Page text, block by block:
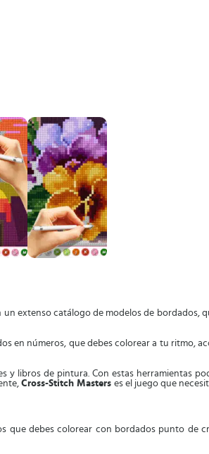
un extenso catálogo de modelos de bordados,
en números, que debes colorear a tu ritmo,
y libros de pintura. Con estas herramientas
Cross-Stitch Masters es el juego que
que debes colorear con bordados punto de